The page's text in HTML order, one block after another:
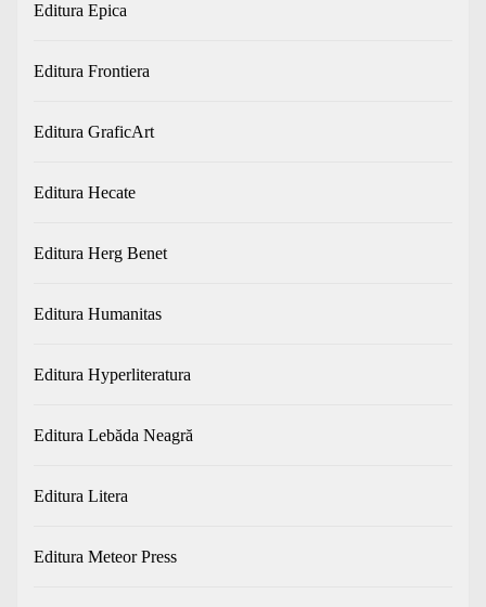
Editura Epica
Editura Frontiera
Editura GraficArt
Editura Hecate
Editura Herg Benet
Editura Humanitas
Editura Hyperliteratura
Editura Lebăda Neagră
Editura Litera
Editura Meteor Press